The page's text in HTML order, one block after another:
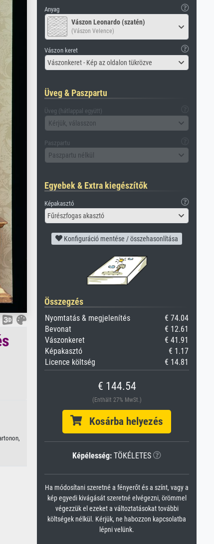
Anyag
Vászon Leonardo (szatén)
(Vászon Velence)
Vászon keret
Vászonkeret - Kép az oldalon tükrözve
Üveg & Paszpartu
Üveg (hátlappal együtt)
Kérjük, válasszon
Paszpartu
Paszpartu nélkül
Egyebek & Extra kiegészítők
Képakasztó
Fűrészfogas akasztó
Konfiguráció mentése / összehasonlítása
Összegzés
Nyomtatás & megjelenítés
€ 74.04
Bevonat
€ 12.61
Vászonkeret
€ 41.91
Képakasztó
€ 1.17
Licence költség
€ 14.81
€ 144.54
(Enthält 27% MwSt.)
Kosárba helyezés
Képélesség: TÖKÉLETES
Ha módosítani szeretné a fényerőt és a színt, vagy a
kép egyedi kivágását szeretné elvégezni, örömmel
végezzük el ezeket a változtatásokat további
költségek nélkül. Kérjük, ne habozzon kapcsolatba
lépni velünk.